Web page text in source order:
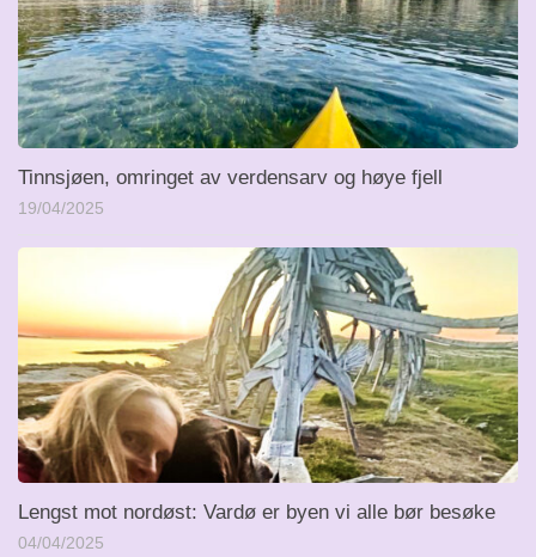
Tinnsjøen, omringet av verdensarv og høye fjell
19/04/2025
Lengst mot nordøst: Vardø er byen vi alle bør besøke
04/04/2025